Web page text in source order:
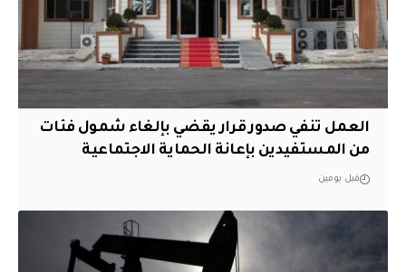
العمل تنفي صدور قرار يقضي بإلغاء شمول فئات
من المستفيدين بإعانة الحماية الاجتماعية
قبل يومين